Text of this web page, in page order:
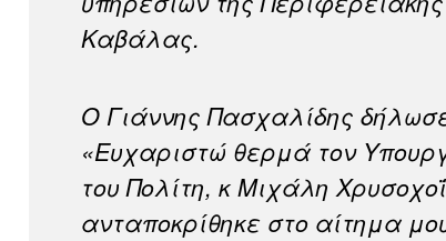
Καβάλας.
Ο Γιάννης Πασχαλίδης
«Ευχαριστώ θερμά τον
του Πολίτη, κ Μιχάλη
ανταποκρίθηκε στο αίτημα